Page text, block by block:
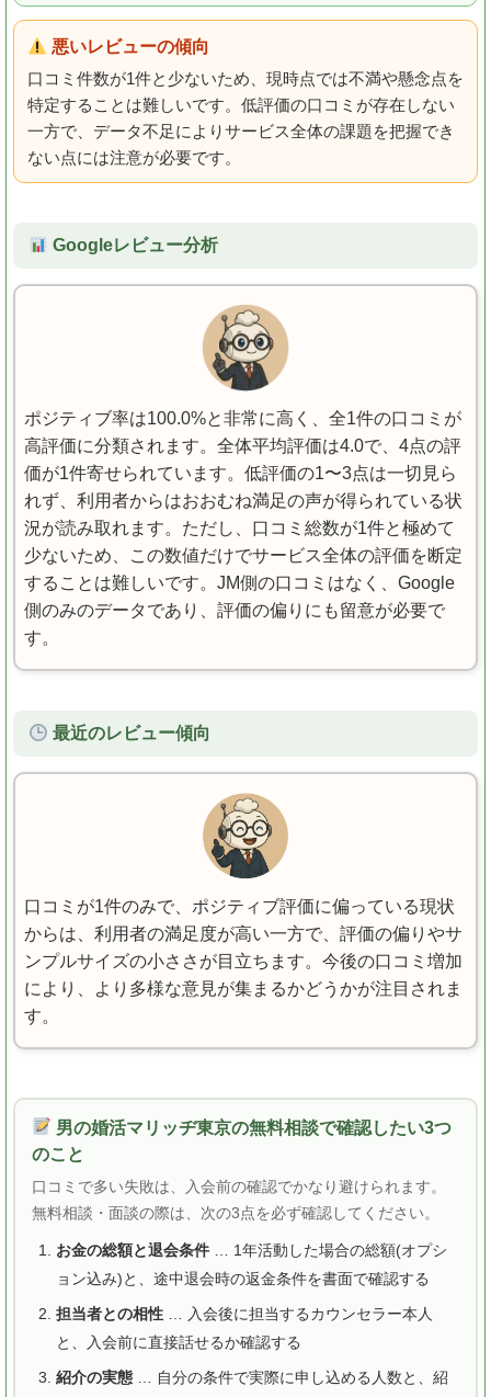
悪いレビューの傾向
口コミ件数が1件と少ないため、現時点では不満や懸念点を
特定することは難しいです。低評価の口コミが存在しない
一方で、データ不足によりサービス全体の課題を把握でき
ない点には注意が必要です。
Googleレビュー分析
ポジティブ率は100.0%と非常に高く、全1件の口コミが
高評価に分類されます。全体平均評価は4.0で、4点の評
価が1件寄せられています。低評価の1〜3点は一切見ら
れず、利用者からはおおむね満足の声が得られている状
況が読み取れます。ただし、口コミ総数が1件と極めて
少ないため、この数値だけでサービス全体の評価を断定
することは難しいです。JM側の口コミはなく、Google
側のみのデータであり、評価の偏りにも留意が必要で
す。
最近のレビュー傾向
口コミが1件のみで、ポジティブ評価に偏っている現状
からは、利用者の満足度が高い一方で、評価の偏りやサ
ンプルサイズの小ささが目立ちます。今後の口コミ増加
により、より多様な意見が集まるかどうかが注目されま
す。
男の婚活マリッヂ東京の無料相談で確認したい3つ
のこと
口コミで多い失敗は、入会前の確認でかなり避けられます。
無料相談・面談の際は、次の3点を必ず確認してください。
お金の総額と退会条件… 1年活動した場合の総額(オプシ
ョン込み)と、途中退会時の返金条件を書面で確認する
担当者との相性… 入会後に担当するカウンセラー本人
と、入会前に直接話せるか確認する
紹介の実態… 自分の条件で実際に申し込める人数と、紹